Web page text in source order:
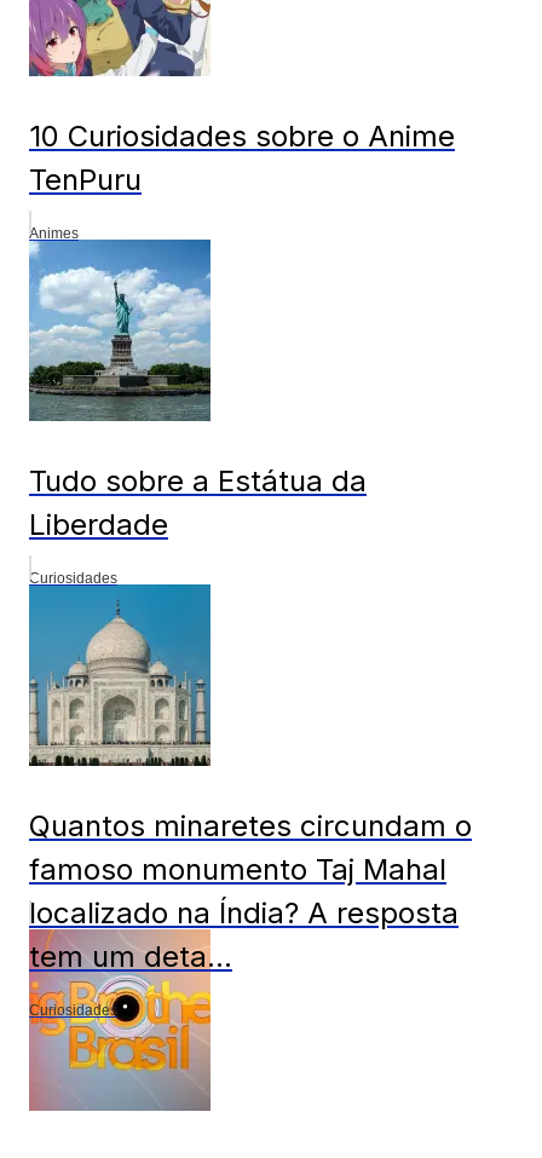
10 Curiosidades sobre o Anime
TenPuru
Animes
Tudo sobre a Estátua da
Liberdade
Curiosidades
Quantos minaretes circundam o
famoso monumento Taj Mahal
localizado na Índia? A resposta
tem um deta...
Curiosidades